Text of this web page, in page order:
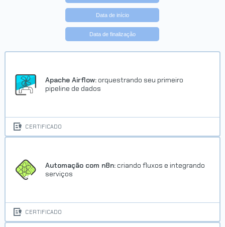
Data de início
Data de finalização
Apache Airflow: orquestrando seu primeiro
pipeline de dados
CERTIFICADO
Automação com n8n: criando fluxos e integrando
serviços
CERTIFICADO